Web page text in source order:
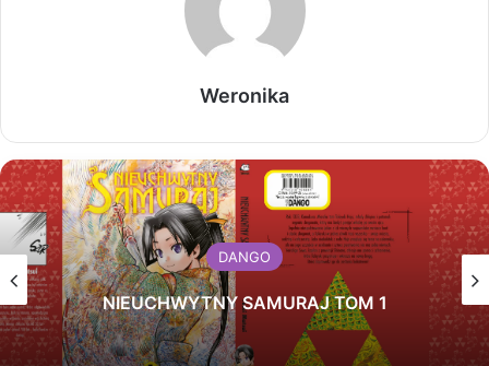
Weronika
DANGO
NIEUCHWYTNY SAMURAJ TOM 1